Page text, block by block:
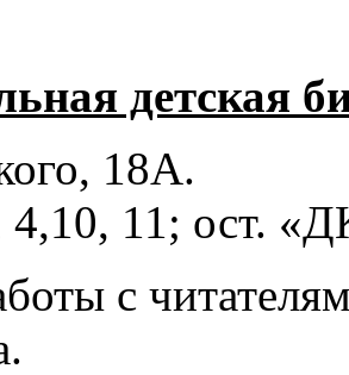
детская
18А.
4,10, 11; ост.
с